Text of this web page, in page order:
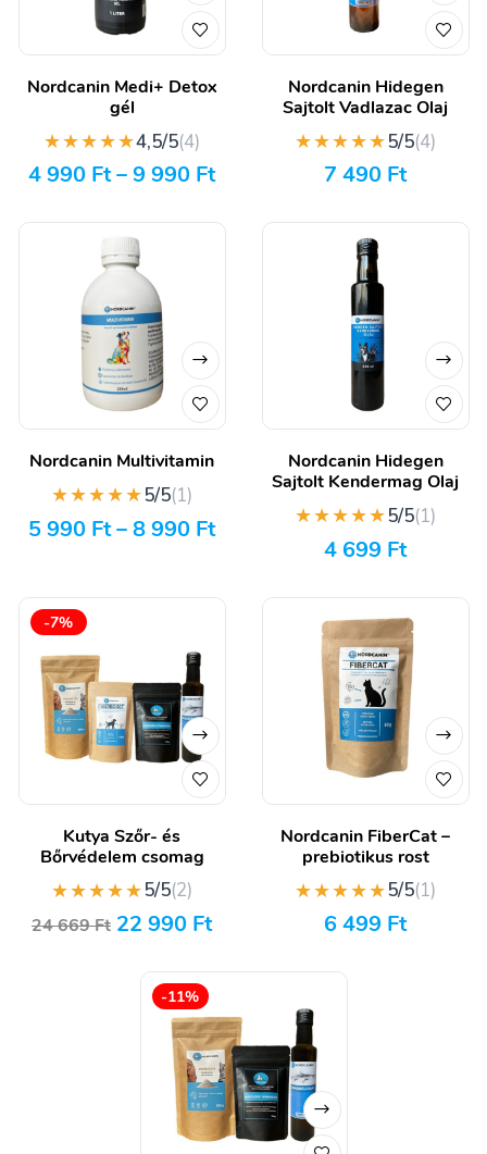
Nordcanin Medi+ Detox
gél
★★★★★4,5/5(4)
4 990 Ft–9 990 Ft
Nordcanin Hidegen
Sajtolt Vadlazac Olaj
★★★★★5/5(4)
7 490 Ft
Nordcanin Multivitamin
★★★★★5/5(1)
5 990 Ft–8 990 Ft
Nordcanin Hidegen
Sajtolt Kendermag Olaj
★★★★★5/5(1)
4 699 Ft
-7%
Kutya Szőr- és
Bőrvédelem csomag
★★★★★5/5(2)
24 669Ft 22 990 Ft
Nordcanin FiberCat –
prebiotikus rost
★★★★★5/5(1)
6 499 Ft
-11%